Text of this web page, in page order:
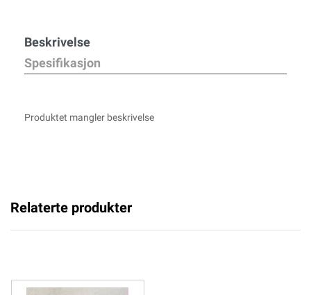
Beskrivelse
Spesifikasjon
Produktet mangler beskrivelse
Relaterte produkter